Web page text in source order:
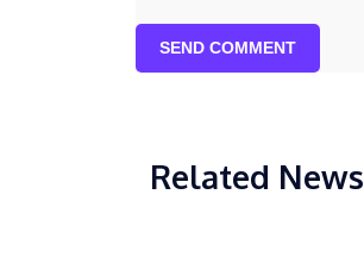
SEND COMMENT
Related News